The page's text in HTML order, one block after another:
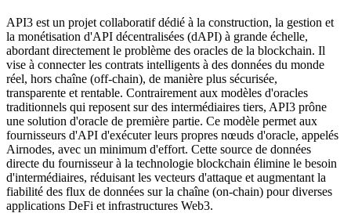
API3 est un projet collaboratif dédié à la construction, la gestion et
la monétisation d'API décentralisées (dAPI) à grande échelle,
abordant directement le problème des oracles de la blockchain. Il
vise à connecter les contrats intelligents à des données du monde
réel, hors chaîne (off-chain), de manière plus sécurisée,
transparente et rentable. Contrairement aux modèles d'oracles
traditionnels qui reposent sur des intermédiaires tiers, API3 prône
une solution d'oracle de première partie. Ce modèle permet aux
fournisseurs d'API d'exécuter leurs propres nœuds d'oracle, appelés
Airnodes, avec un minimum d'effort. Cette source de données
directe du fournisseur à la technologie blockchain élimine le besoin
d'intermédiaires, réduisant les vecteurs d'attaque et augmentant la
fiabilité des flux de données sur la chaîne (on-chain) pour diverses
applications DeFi et infrastructures Web3.